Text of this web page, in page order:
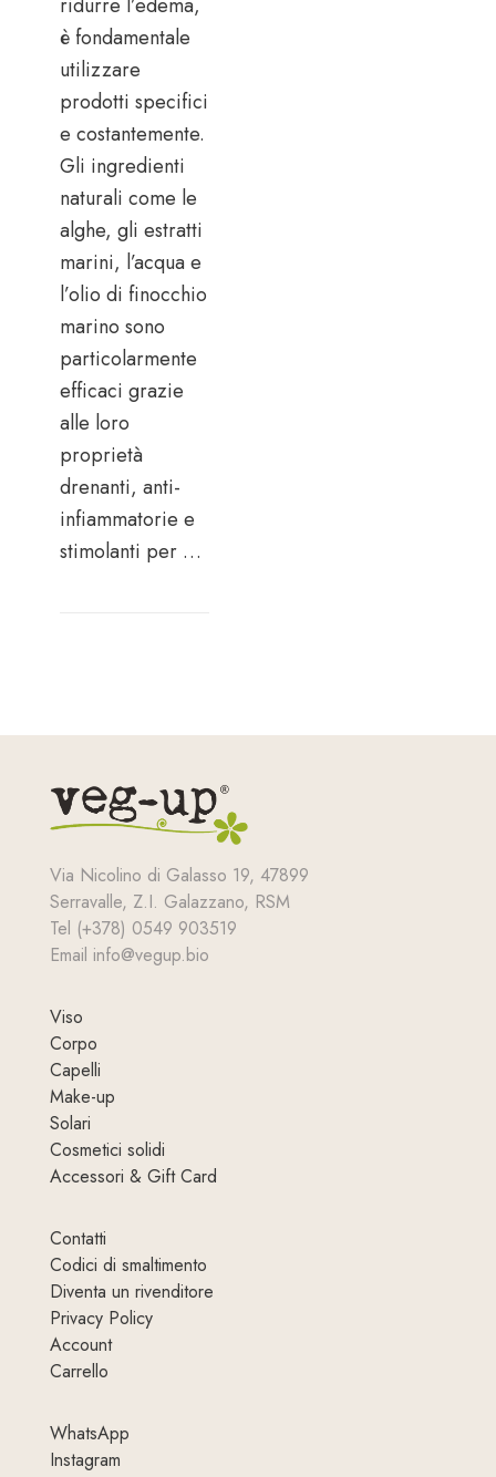
è fondamentale
utilizzare
prodotti specifici
e costantemente.
Gli ingredienti
naturali come le
alghe, gli estratti
marini, l’acqua e
l’olio di finocchio
marino sono
particolarmente
efficaci grazie
alle loro
proprietà
drenanti, anti-
infiammatorie e
stimolanti per …
Via Nicolino di Galasso 19, 47899
Serravalle, Z.I. Galazzano, RSM
Tel (+378) 0549 903519
Email info@vegup.bio
Viso
Corpo
Capelli
Make-up
Solari
Cosmetici solidi
Accessori & Gift Card
Contatti
Codici di smaltimento
Diventa un rivenditore
Privacy Policy
Account
Carrello
WhatsApp
Instagram